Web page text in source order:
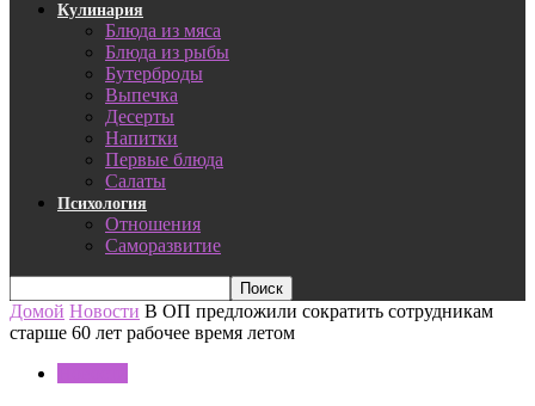
Кулинария
Блюда из мяса
Блюда из рыбы
Бутерброды
Выпечка
Десерты
Напитки
Первые блюда
Салаты
Психология
Отношения
Саморазвитие
Домой Новости В ОП предложили сократить сотрудникам
старше 60 лет рабочее время летом